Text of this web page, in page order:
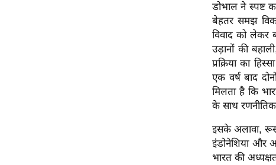
डोभाल ने स्पष्ट
बेहतर समझ
विवाद को लेकर
उड़ानों की
प्रक्रिया का
एक वर्ष बाद
मिलता है कि
के साथ
इसके अलावा, रूस
इंडोनेशिया और
भारत की